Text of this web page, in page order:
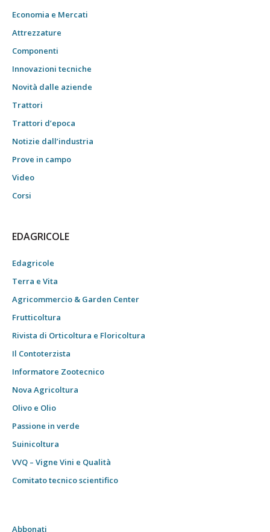
Economia e Mercati
Attrezzature
Componenti
Innovazioni tecniche
Novità dalle aziende
Trattori
Trattori d’epoca
Notizie dall’industria
Prove in campo
Video
Corsi
EDAGRICOLE
Edagricole
Terra e Vita
Agricommercio & Garden Center
Frutticoltura
Rivista di Orticoltura e Floricoltura
Il Contoterzista
Informatore Zootecnico
Nova Agricoltura
Olivo e Olio
Passione in verde
Suinicoltura
VVQ – Vigne Vini e Qualità
Comitato tecnico scientifico
Abbonati